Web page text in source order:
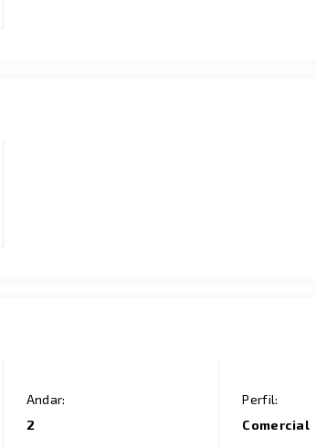
Andar:
2
Perfil:
Comercial